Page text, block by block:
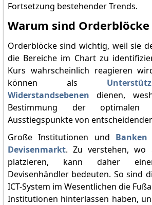
Fortsetzung bestehender Trends.
Warum sind
Orderblöcke sind wichtig, weil sie
die Bereiche im Chart zu
Kurs wahrscheinlich reagieren
können als
Widerstandsebenen dienen,
Bestimmung der optimalen
Ausstiegspunkte von
Große Institutionen und
Devisenmarkt. Zu verstehen, wo
platzieren, kann daher
Devisenhändler bedeuten. So sind
ICT-System im Wesentlichen die
Institutionen hinterlassen haben,